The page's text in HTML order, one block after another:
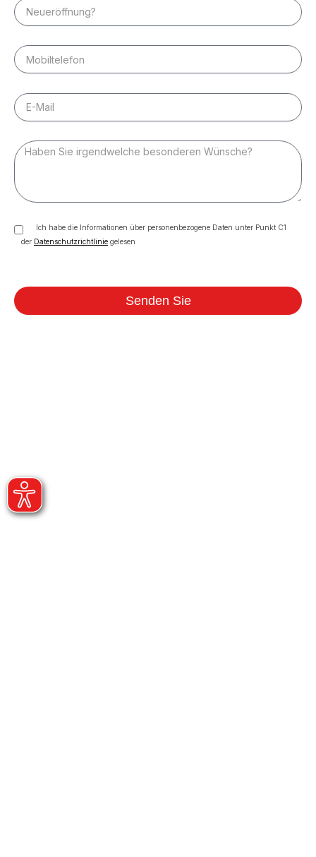
Ich habe die Informationen über personenbezogene Daten unter Punkt C1
der Datenschutzrichtlinie gelesen
Senden Sie